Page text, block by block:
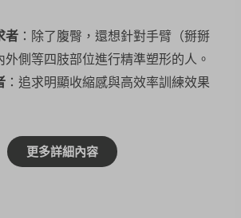
者 ：除了腹臀，還想針對手臂（掰掰
外側等四肢部位進行精準塑形的人。
：追求明顯收縮感與高效率訓練效果
更多詳細內容